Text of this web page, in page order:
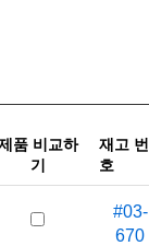
품 비교하
기
재고 번
호
#03-
670